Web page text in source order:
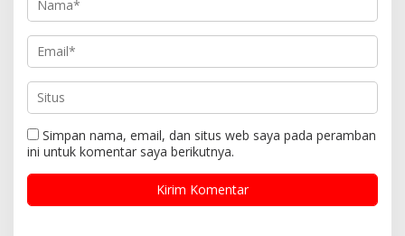
Simpan nama, email, dan situs web saya pada peramban
ini untuk komentar saya berikutnya.